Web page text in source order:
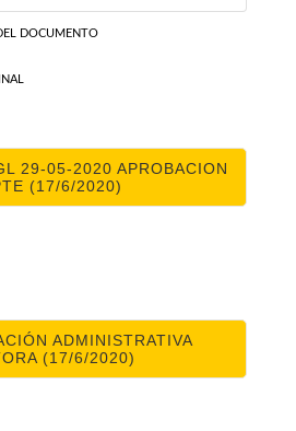
DOCUMENTO
29-05-2020 APROBACION
(17/6/2020)
ADMINISTRATIVA
(17/6/2020)